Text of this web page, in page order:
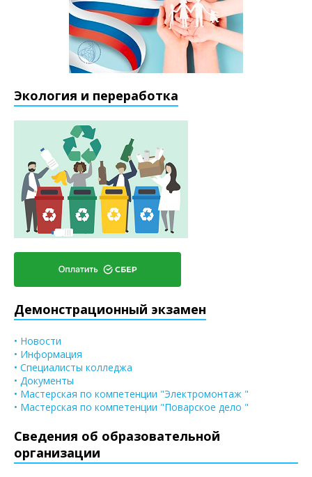
Экология и переработка
Демонстрационный экзамен
• Новости
• Информация
• Специалисты колледжа
• Документы
• Мастерская по компетенции "Электромонтаж "
• Мастерская по компетенции "Поварское дело "
Сведения об образовательной
организации